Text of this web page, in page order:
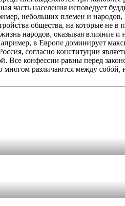
часть населения исповедует
небольших племен и
общества, на которые
народов, оказывая влияние
в Европе доминирует
согласно конституции
Все конфессии равны перед
различаются между